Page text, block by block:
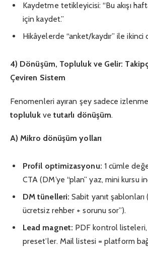
Kaydetme tetikleyicisi: “Bu akışı
için kaydet.”
Hikâyelerde “anket/kaydır” ile ikinci
4) Dönüşüm, Topluluk ve Gelir:
Çeviren Sistem
Fenomenleri ayıran şey sadece
toplulukve tutarlı dönüşüm.
A) Mikro dönüşüm yolları
Profil optimizasyonu: 1 cümle
CTA (DM’ye “plan” yaz, mini kursu
DM tünelleri: Sabit yanıt şablonları
ücretsiz rehber + sorunu sor”).
Lead magnet: PDF kontrol listeleri,
preset’ler. Mail listesi = platform